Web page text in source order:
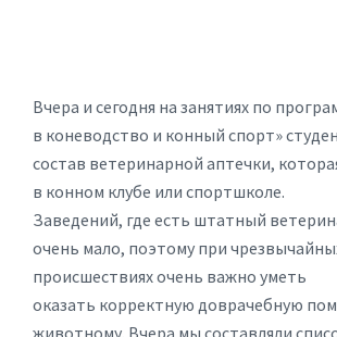
Вчера и сегодня на занятиях по
в коневодство и конный спорт»
состав ветеринарной аптечки,
в конном клубе или спортшколе.
Заведений, где есть штатный
очень мало, поэтому при
происшествиях очень важно уметь
оказать корректную доврачебную
животному. Вчера мы составляли